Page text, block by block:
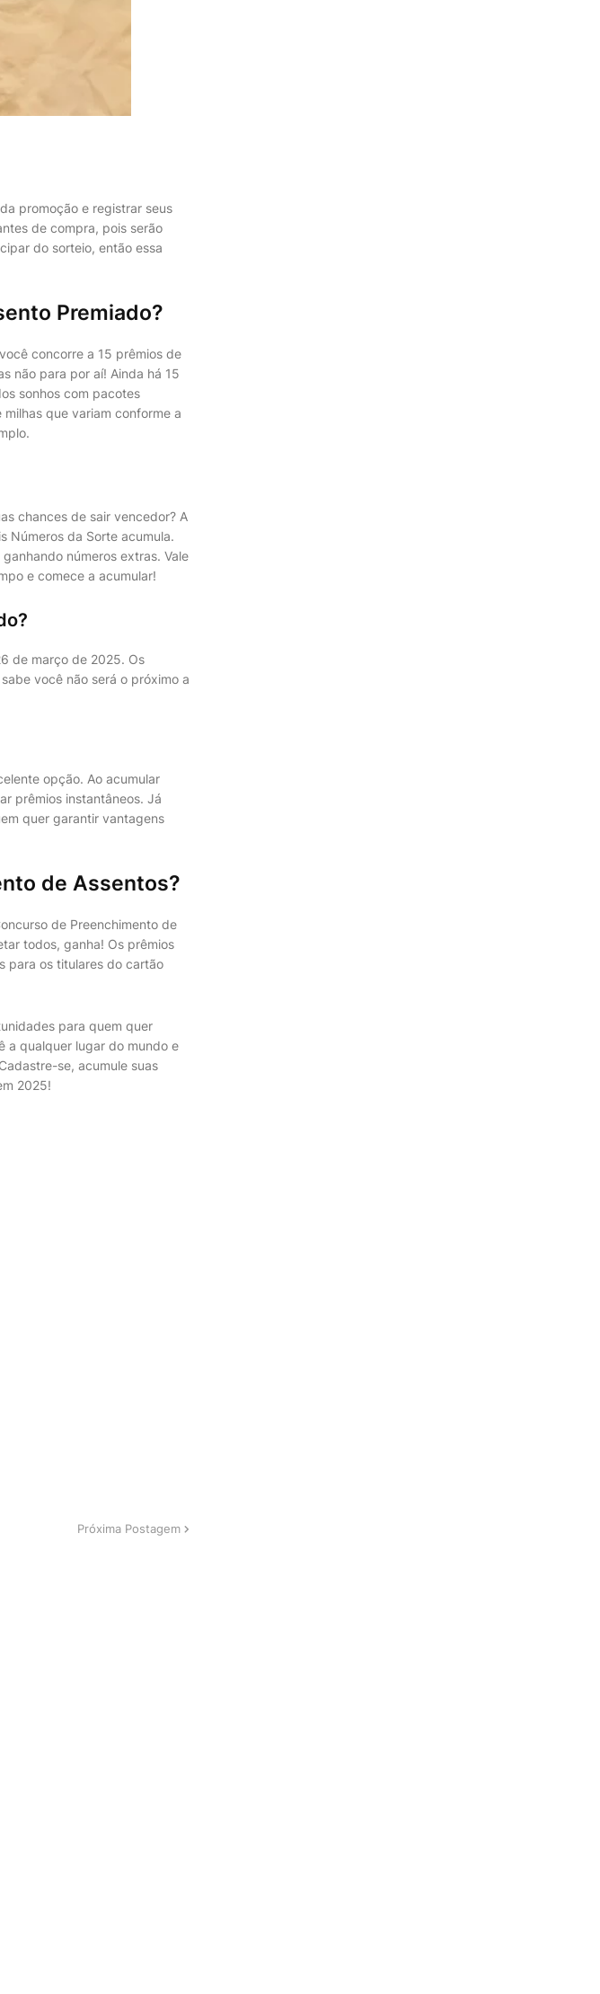
promoção e registrar seus
de compra, pois serão
do sorteio, então essa
Premiado?
concorre a 15 prêmios de
não para por aí! Ainda há 15
sonhos com pacotes
que variam conforme a
chances de sair vencedor? A
Números da Sorte acumula.
números extras. Vale
e comece a acumular!
de março de 2025. Os
você não será o próximo a
opção. Ao acumular
prêmios instantâneos. Já
quer garantir vantagens
de Assentos?
de Preenchimento de
todos, ganha! Os prêmios
para os titulares do cartão
para quem quer
a qualquer lugar do mundo e
se, acumule suas
2025!
Próxima Postagem